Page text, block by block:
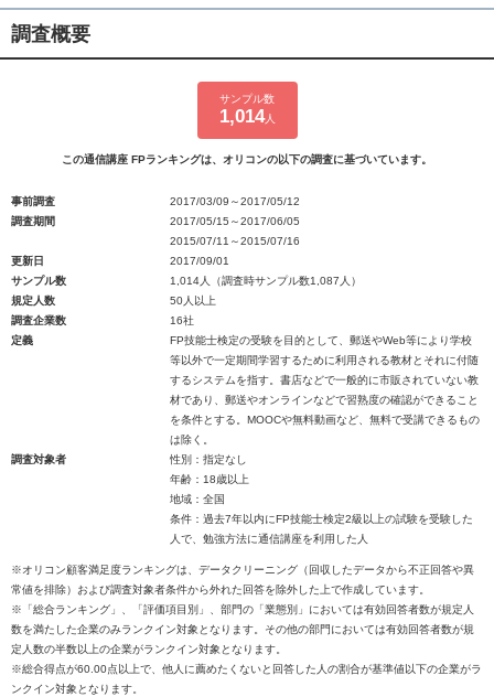
調査概要
サンプル数
1,014人
この通信講座 FPランキングは、オリコンの以下の調査に基づいています。
事前調査
2017/03/09～2017/05/12
調査期間
2017/05/15～2017/06/05
2015/07/11～2015/07/16
更新日
2017/09/01
サンプル数
1,014人（調査時サンプル数1,087人）
規定人数
50人以上
調査企業数
16社
定義
FP技能士検定の受験を目的として、郵送やWeb等により学校
等以外で一定期間学習するために利用される教材とそれに付随
するシステムを指す。書店などで一般的に市販されていない教
材であり、郵送やオンラインなどで習熟度の確認ができること
を条件とする。MOOCや無料動画など、無料で受講できるもの
は除く。
調査対象者
性別：指定なし
年齢：18歳以上
地域：全国
条件：過去7年以内にFP技能士検定2級以上の試験を受験した
人で、勉強方法に通信講座を利用した人
※オリコン顧客満足度ランキングは、データクリーニング（回収したデータから不正回答や異
常値を排除）および調査対象者条件から外れた回答を除外した上で作成しています。
※「総合ランキング」、「評価項目別」、部門の「業態別」においては有効回答者数が規定人
数を満たした企業のみランクイン対象となります。その他の部門においては有効回答者数が規
定人数の半数以上の企業がランクイン対象となります。
※総合得点が60.00点以上で、他人に薦めたくないと回答した人の割合が基準値以下の企業がラ
ンクイン対象となります。